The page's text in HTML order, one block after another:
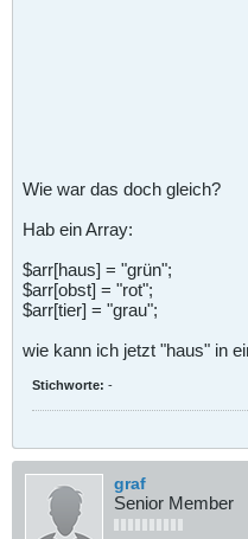
Wie war das doch gleich?
Hab ein Array:
$arr[haus] = "grün";
$arr[obst] = "rot";
$arr[tier] = "grau";
wie kann ich jetzt "haus" in
Stichworte: -
graf
Senior Member